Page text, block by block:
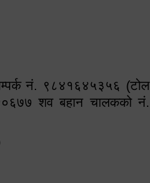
नं. ९८४१६४५३५६ (टोल
शव बहान चालकको नं.